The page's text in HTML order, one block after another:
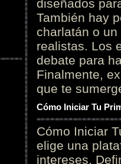
diseñados
También hay
charlatán o
realistas. Los
debate para
Finalmente,
que te
Cómo Iniciar Tu
Cómo Iniciar
elige una
intereses.